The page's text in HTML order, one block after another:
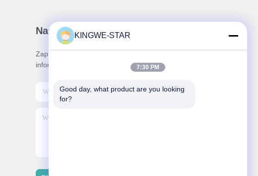
Nasz biuletyn
Zapisz się do naszego biuletynu z rabatami i innymi
informacjami.
KINGWE-STAR
7:30 PM
Good day, what product are you looking
for?